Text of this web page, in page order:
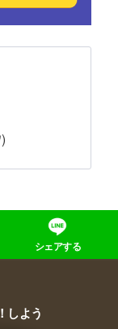
シェアする
しよう